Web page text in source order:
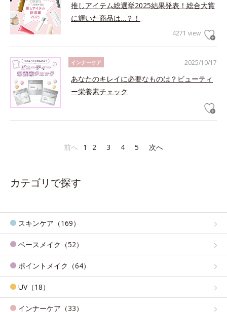
推しアイテム総選挙2025結果発表！総合大賞
に輝いた商品は…？！
4271 view
2025/10/17
インナーケア
あなたのキレイに必要なものは？ビューティ
ー栄養素チェック
前へ 1 2 3 4 5 次へ
カテゴリで探す
スキンケア（169）
ベースメイク（52）
ポイントメイク（64）
UV（18）
インナーケア（33）